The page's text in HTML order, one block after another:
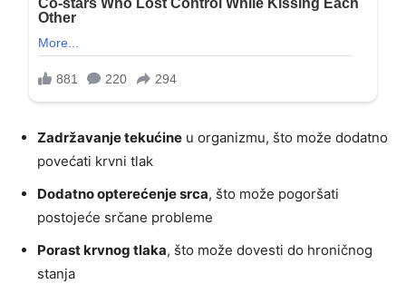
Zadržavanje tekućine u organizmu, što može dodatno
povećati krvni tlak
Dodatno opterećenje srca, što može pogoršati
postojeće srčane probleme
Porast krvnog tlaka, što može dovesti do hroničnog
stanja